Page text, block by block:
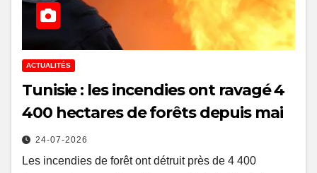
ACTUALITÉS
Tunisie : les incendies ont ravagé 4
400 hectares de forêts depuis mai
24-07-2026
Les incendies de forêt ont détruit près de 4 400